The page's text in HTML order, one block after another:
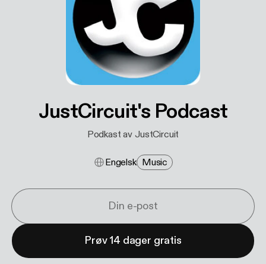
JustCircuit's Podcast
Podkast av JustCircuit
Engelsk Music
Prøv 14 dager gratis